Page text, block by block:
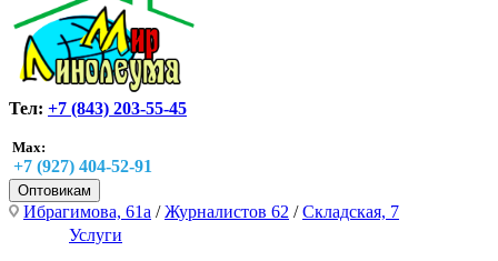
Тел: +7 (843) 203-55-45
Max:
+7 (927) 404-52-91
Оптовикам
Ибрагимова, 61а /Журналистов 62 /Складская, 7
Услуги